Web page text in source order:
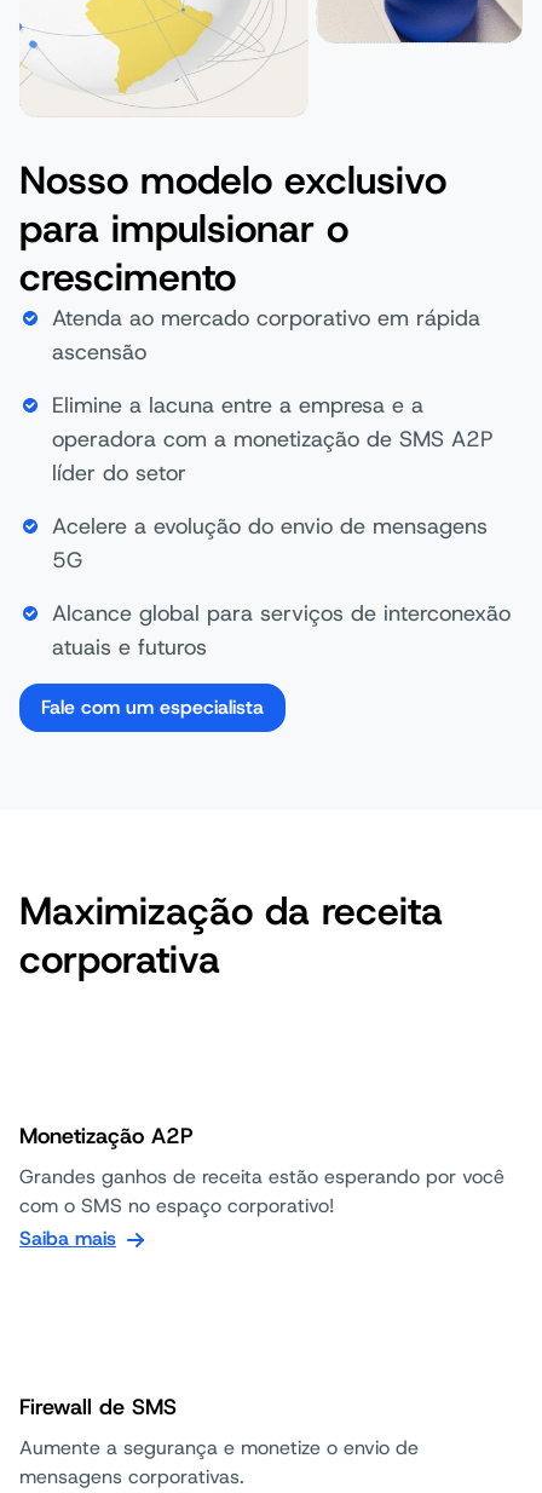
Nosso modelo exclusivo
para impulsionar o
crescimento
Atenda ao mercado corporativo em rápida
ascensão
Elimine a lacuna entre a empresa e a
operadora com a monetização de SMS A2P
líder do setor
Acelere a evolução do envio de mensagens
5G
Alcance global para serviços de interconexão
atuais e futuros
Fale com um especialista
Maximização da receita
corporativa
Monetização A2P
Grandes ganhos de receita estão esperando por você
com o SMS no espaço corporativo!
Saiba mais
Firewall de SMS
Aumente a segurança e monetize o envio de
mensagens corporativas.